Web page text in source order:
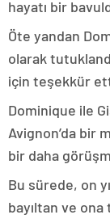
hayatı bir
Öte yandan
olarak
için teşekkür
Dominique ile
Avignon’da bir
bir daha
Bu sürede, on
bayıltan ve